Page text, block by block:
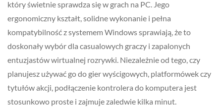
który świetnie sprawdza się w grach na PC. Jego
ergonomiczny kształt, solidne wykonanie i pełna
kompatybilność z systemem Windows sprawiają, że to
doskonały wybór dla casualowych graczy i zapalonych
entuzjastów wirtualnej rozrywki. Niezależnie od tego, czy
planujesz używać go do gier wyścigowych, platformówek czy
tytułów akcji, podłączenie kontrolera do komputera jest
stosunkowo proste i zajmuje zaledwie kilka minut.